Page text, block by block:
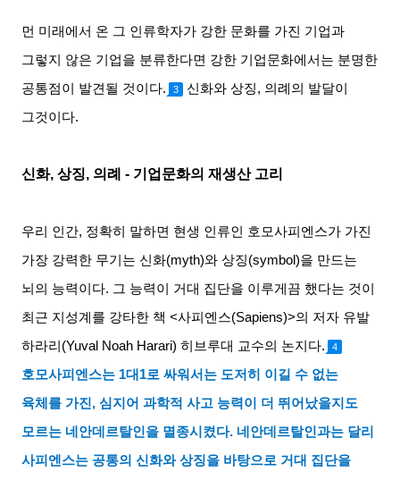
먼 미래에서 온 그 인류학자가 강한 문화를 가진 기업과
그렇지 않은 기업을 분류한다면 강한 기업문화에서는 분명한
공통점이 발견될 것이다. 3 신화와 상징, 의례의 발달이
그것이다.
신화,상징, 의례 - 기업문화의 재생산 고리
우리 인간, 정확히 말하면 현생 인류인 호모사피엔스가 가진
가장 강력한 무기는 신화(myth)와 상징(symbol)을 만드는
뇌의 능력이다. 그 능력이 거대 집단을 이루게끔 했다는 것이
최근 지성계를 강타한 책 <사피엔스(Sapiens)>의 저자 유발
하라리 (Yuval Noah Harari)히브루대 교수의 논지다. 4
호모사피엔스는 1대 1로 싸워서는 도저히 이길 수 없는
육체를 가진,심지어 과학적 사고 능력이 더 뛰어났을지도
모르는 네안데르탈인을 멸종시켰다. 네안데르탈인과는 달리
사피엔스는 공통의 신화와 상징을 바탕으로 거대 집단을